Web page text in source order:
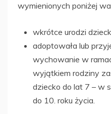
wymienionych poniżej
wkrótce urodzi
adoptowała lub
wychowanie w
wyjątkiem rodziny
dziecko do lat 7 – w
do 10. roku życia.